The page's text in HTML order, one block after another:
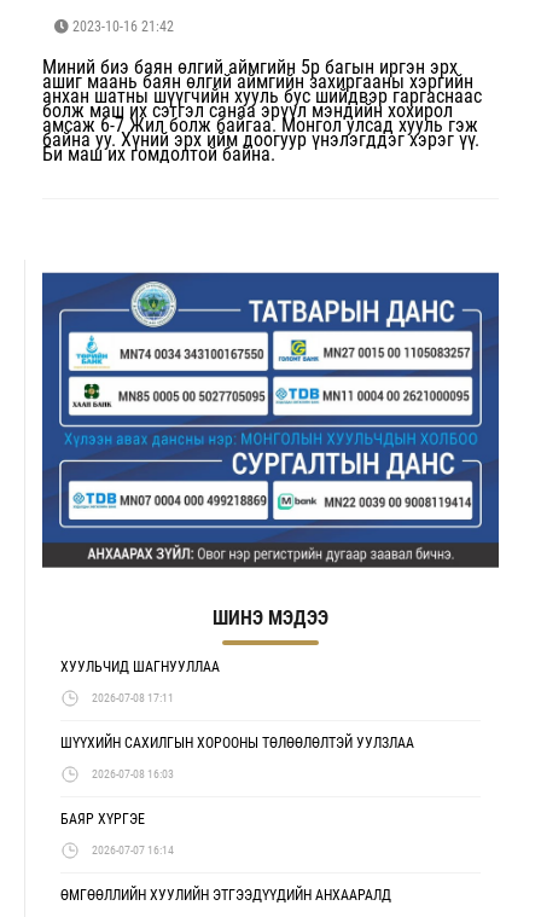
2023-10-16 21:42
Миний биэ баян өлгий аймгийн 5р багын иргэн эрх
ашиг маань баян өлгий аймгийн захиргааны хэргийн
анхан шатны шүүгчийн хууль бус шийдвэр гаргаснаас
болж маш их сэтгэл санаа эрүүл мэндийн хохирол
амсаж 6-7 Жил болж байгаа. Монгол улсад хууль гэж
байна уу. Хүний эрх ийм доогуур үнэлэгддэг хэрэг үү.
Би маш их гомдолтой байна.
ШИНЭ МЭДЭЭ
ХУУЛЬЧИД ШАГНУУЛЛАА
2026-07-08 17:11
ШҮҮХИЙН САХИЛГЫН ХОРООНЫ ТӨЛӨӨЛӨЛТЭЙ УУЛЗЛАА
2026-07-08 16:03
БАЯР ХҮРГЭЕ
2026-07-07 16:14
ӨМГӨӨЛЛИЙН ХУУЛИЙН ЭТГЭЭДҮҮДИЙН АНХААРАЛД